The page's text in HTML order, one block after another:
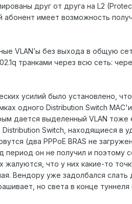
друг от друга на L2
абонент имеет возможность
VLAN’ы без выхода в общую
транками через всю сеть:
усилий было установлено,
одного Distribution Switch
дается выделенный VLAN тоже
Switch, находящиеся в
(два PPPoE BRAS не
период он не получил и поэтому
что у них какие-то
Вендору уже задолбался слать
но света в конце туннеля